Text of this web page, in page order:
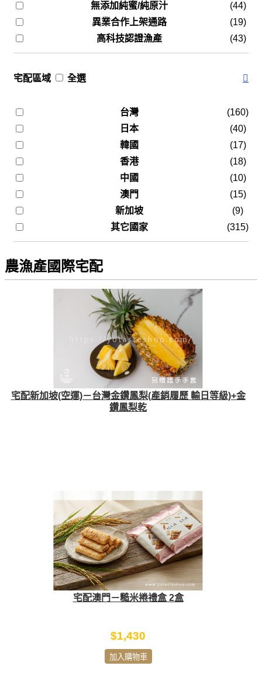
無添加純蜜/純原汁
(44)
異業合作上架通路
(19)
高科技認證漁產
(43)
宅配區域 全選
台灣
(160)
日本
(40)
韓國
(17)
香港
(18)
中國
(10)
澳門
(15)
新加坡
(9)
其它國家
(315)
農漁產國際宅配
宅配新加坡(空運)－台灣金鑽鳳梨(產銷履歷 輸日等級)+金
鑽鳳梨乾
宅配澳門－糙米捲禮盒 2盒
$1,430
加入購物車